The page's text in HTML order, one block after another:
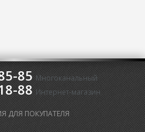
85 Многоканальный
88 Интернет-магазин
ДЛЯ ПОКУПАТЕЛЯ